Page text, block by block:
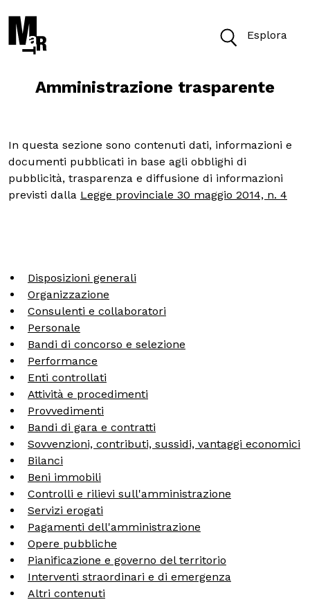
Esplora
Oggi il Museo è aperto dalle 10 alle 18
Cerca
ACCESSIBILITÀ
MOSTRE ED EVENTI
OPERE E ARCHIVI
IL MART
Membership
Stampa
Aziende
Amministrazione trasparente
In questa sezione sono contenuti dati, informazioni e
documenti pubblicati in base agli obblighi di
pubblicità, trasparenza e diffusione di informazioni
previsti dalla Legge provinciale 30 maggio 2014, n. 4
Disposizioni generali
Organizzazione
Consulenti e collaboratori
Personale
Bandi di concorso e selezione
Performance
Enti controllati
Attività e procedimenti
Provvedimenti
Bandi di gara e contratti
Sovvenzioni, contributi, sussidi, vantaggi economici
Bilanci
Beni immobili
Controlli e rilievi sull'amministrazione
Servizi erogati
Pagamenti dell'amministrazione
Opere pubbliche
Pianificazione e governo del territorio
Interventi straordinari e di emergenza
Altri contenuti